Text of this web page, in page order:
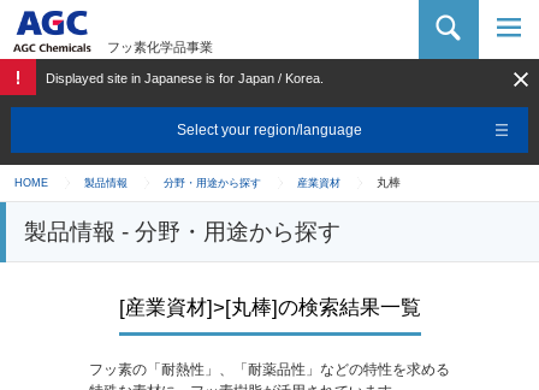
フッ素化学品事業
Displayed site in Japanese is for Japan / Korea.
Select your region/language
HOME 製品情報 分野・用途から探す 産業資材 丸棒
製品情報 - 分野・用途から探す
[産業資材]>[丸棒]の検索結果一覧
フッ素の「耐熱性」、「耐薬品性」などの特性を求める